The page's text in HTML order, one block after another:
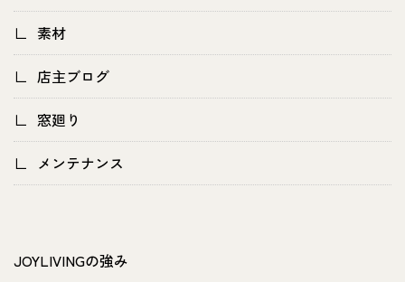
素材
店主ブログ
窓廻り
メンテナンス
JOYLIVINGの強み